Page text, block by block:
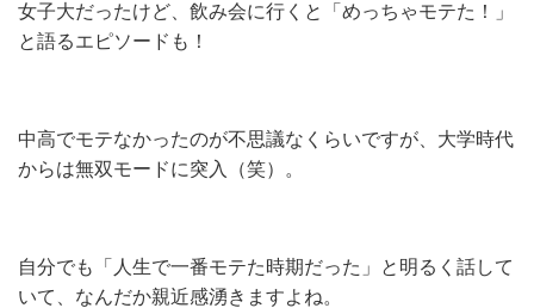
女子大だったけど、飲み会に行くと「めっちゃモテた！」
と語るエピソードも！
中高でモテなかったのが不思議なくらいですが、大学時代
からは無双モードに突入（笑）。
自分でも「人生で一番モテた時期だった」と明るく話して
いて、なんだか親近感湧きますよね。